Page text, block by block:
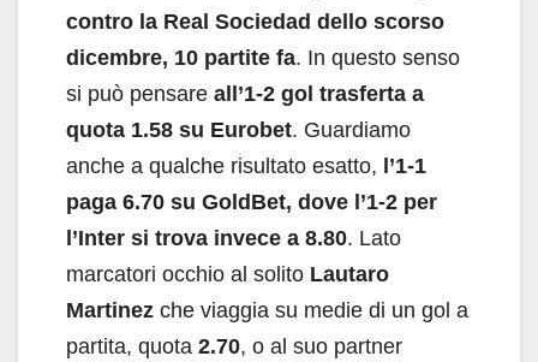
contro la Real Sociedad dello scorso
dicembre, 10 partite fa. In questo senso
si può pensare all’1-2 gol trasferta a
quota 1.58 su Eurobet. Guardiamo
anche a qualche risultato esatto, l’1-1
paga 6.70 su GoldBet, dove l’1-2 per
l’Inter si trova invece a 8.80. Lato
marcatori occhio al solito Lautaro
Martinez che viaggia su medie di un gol a
partita, quota 2.70, o al suo partner